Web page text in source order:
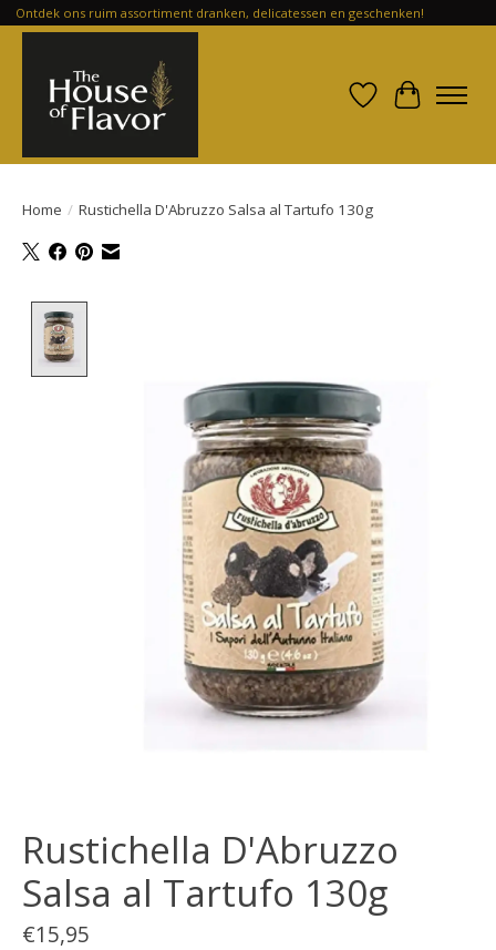
Ontdek ons ruim assortiment dranken, delicatessen en geschenken!
Verlanglijst
Home / Rustichella D'Abruzzo Salsa al Tartufo 130g
Rustichella D'Abruzzo
Salsa al Tartufo 130g
€15,95